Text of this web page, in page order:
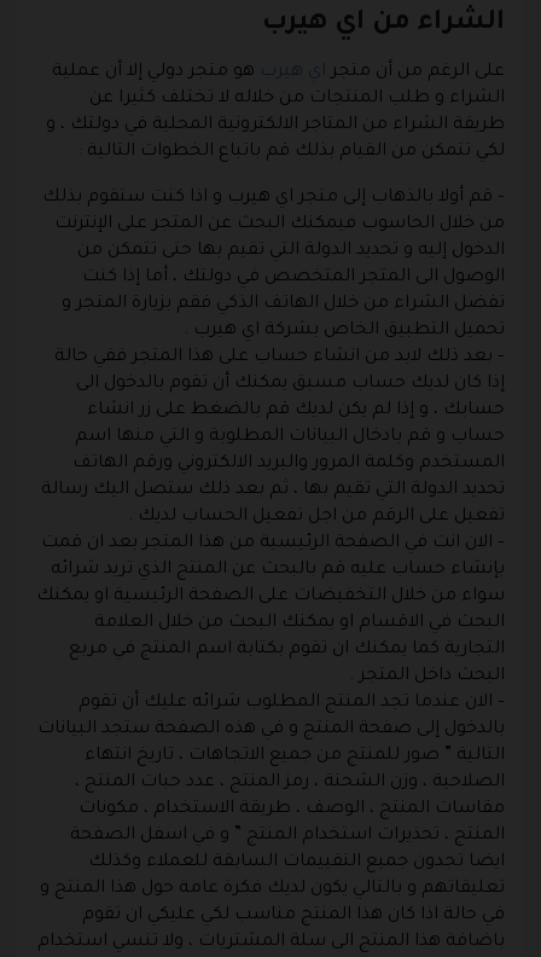
الشراء من اي هيرب
على الرغم من أن متجر اي هيرب هو متجر دولي إلا أن عملية
الشراء و طلب المنتجات من خلاله لا تختلف كثيرا عن
طريقة الشراء من المتاجر الالكترونية المحلية في دولتك ، و
لكي تتمكن من القيام بذلك قم باتباع الخطوات التالية :
– قم أولا بالذهاب إلى متجر اي هيرب و اذا كنت ستقوم بذلك
من خلال الحاسوب فيمكنك البحث عن المتجر على الإنترنت
الدخول إليه و تحديد الدولة التي تقيم بها حتى تتمكن من
الوصول الى المتجر المتخصص في دولتك ، أما إذا كنت
تفضل الشراء من خلال الهاتف الذكي فقم بزيارة المتجر و
تحميل التطبيق الخاص بشركة اي هيرب .
– بعد ذلك لابد من انشاء حساب على هذا المتجر ففي حالة
إذا كان لديك حساب مسبق يمكنك أن تقوم بالدخول الى
حسابك ، و إذا لم يكن لديك قم بالضغط على زر انشاء
حساب و قم بادخال البيانات المطلوبة و التي منها اسم
المستخدم وكلمة المرور والبريد الالكتروني ورقم الهاتف
تحديد الدولة التي تقيم بها ، ثم بعد ذلك ستصل اليك رسالة
تفعيل على الرقم من اجل تفعيل الحساب لديك .
– الان انت في الصفحة الرئيسية من هذا المتجر بعد ان قمت
بإنشاء حساب عليه قم بالبحث عن المنتج الذي تريد شرائه
سواء من خلال التخفيضات على الصفحة الرئيسية او يمكنك
البحث في الاقسام او يمكنك البحث من خلال العلامة
التجارية كما يمكنك ان تقوم بكتابة اسم المنتج في مربع
البحث داخل المتجر .
– الان عندما تجد المنتج المطلوب شرائه عليك أن تقوم
بالدخول إلى صفحة المنتج و في هذه الصفحة ستجد البيانات
التالية ” صور للمنتج من جميع الاتجاهات ، تاريخ انتهاء
الصلاحية ، وزن الشحنة ، رمز المنتج ، عدد حبات المنتج ،
مقاسات المنتج ، الوصف ، طريقة الاستخدام ، مكونات
المنتج ، تحذيرات استخدام المنتج ” و في اسفل الصفحة
ايضا تجدون جميع التقييمات السابقة للعملاء وكذلك
تعليقاتهم و بالتالي يكون لديك فكرة عامة حول هذا المنتج و
في حالة اذا كان هذا المنتج مناسب لكي عليكي ان تقوم
باضافة هذا المنتج الى سلة المشتريات ، ولا تنسي استخدام